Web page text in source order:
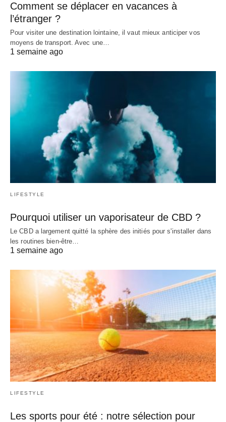
Comment se déplacer en vacances à
l’étranger ?
Pour visiter une destination lointaine, il vaut mieux anticiper vos
moyens de transport. Avec une…
1 semaine ago
LIFESTYLE
Pourquoi utiliser un vaporisateur de CBD ?
Le CBD a largement quitté la sphère des initiés pour s'installer dans
les routines bien-être…
1 semaine ago
LIFESTYLE
Les sports pour été : notre sélection pour